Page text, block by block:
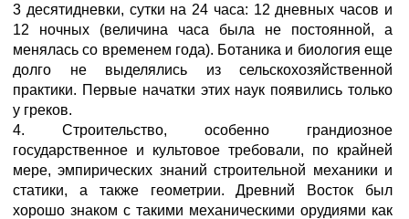
3 десятидневки, сутки на 24 часа: 12 дневных часов и
12 ночных (величина часа была не постоянной, а
менялась со временем года). Ботаника и биология еще
долго не выделялись из сельскохозяйственной
практики. Первые начатки этих наук появились только
у греков.
4. Строительство, особенно грандиозное
государственное и культовое требовали, по крайней
мере, эмпирических знаний строительной механики и
статики, а также геометрии. Древний Восток был
хорошо знаком с такими механическими орудиями как